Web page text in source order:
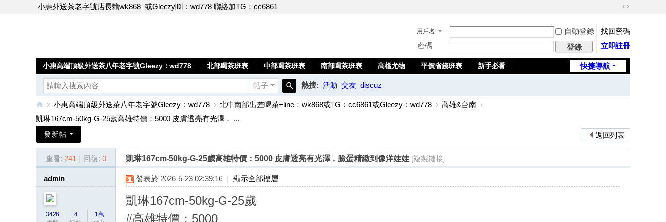
小惠外送茶老字號店長賴wk868 或Gleezy🆔：wd778 聯絡加TG：cc6861
切
到
寬
版
用戶名 自動登錄
找回密碼
密碼
登錄 立即註冊
快捷導航
小惠高端頂級外送茶八年老字號Gleezy：wd778 北部喝茶班表 中部喝茶班表 南部喝茶班表 高檔尤物 平價省錢班表
新手必看
帖子 熱搜: 活動 交友 discuz
小
高
» 小惠高端頂級外送茶八年老字號Gleezy：wd778 › 北中南部出差喝茶+line：wk868或TG：cc6861或Gleezy：wd778 › 高雄&台南 ›
凱琳167cm-50kg-G-25歲高雄特價：5000 皮膚透亮有光澤， ...
返回列表
發新帖
查看: 241 | 回復: 0 凱琳167cm-50kg-G-25歲高雄特價：5000 皮膚透亮有光澤，臉蛋精緻到像洋娃娃 [複製鏈接]
admin
3426
4
1萬
發表於 2026-5-23 02:39:16 | 顯示全部樓層
凱琳167cm-50kg-G-25歲
#高雄特價：5000